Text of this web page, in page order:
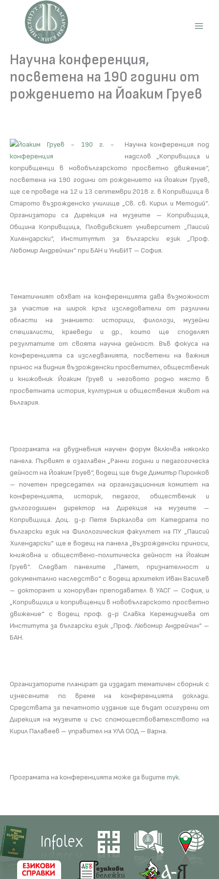
content
Научна конференция,
посветена на 190 години от
рождението на Йоаким Груев
Научна конференция под
надслов „Копривщица и
копривщенци в новобългарското просветно движение“,
посветена на 190 години от рождението на Йоаким Груев,
ще се проведе на 12 и 13 септември 2018 г. в Копривщица в
Старото възрожденско училище „Св. св. Кирил и Методий“.
Организатори са Дирекция на музеите – Копривщица,
Община Копривщица, Пловдивският университет „Паисий
Хилендарски“, Институтът за български език „Проф.
Любомир Андрейчин“ при БАН и УниБИТ – София.
Тематичният обхват на конференцията дава възможност
за участие на широк кръг изследователи от различни
области на знанието: историци, филолози, музейни
специалисти, краеведи и др., които ще споделят
резултатите от своята научна дейност. Във фокуса на
конференцията са изследванията, посветени на важния
принос на видния възрожденски просветител, общественик
и книжовник Йоаким Груев и неговото родно място в
просветната история, културния и обществения живот на
България.
Програмата на двудневния научен форум включва няколко
панела. Първият е озаглавен „Ранни години и педагогическа
дейност на Йоаким Груев“, водещ ще бъде Димитър Пиронков
– почетен председател на организационния комитет на
конференцията, историк, педагог, общественик и
дългогодишен директор на Дирекция на музеите –
Копривщица. Доц. д-р Петя Бъркалова от Катедрата по
български език на Филологическия факултет на ПУ „Паисий
Хилендарски“ ще е водещ на панела „Възрожденски приноси,
книжовна и обществено-политическа дейност на Йоаким
Груев“. Следват панелите „Памет, признателност и
документално наследство“ с водещ архитект Иван Василев
– докторант и хоноруван преподавател в УАСГ – София, и
„Копривщица и копривщенци в новобългарското просветно
движение“ с водещ проф. д-р Славка Керемидчиева от
Института за български език „Проф. Любомир Андрейчин“ –
БАН.
Организаторите планират да издадат тематичен сборник с
изнесените по време на конференцията доклади.
Средствата за печатното издание ще бъдат осигурени от
Дирекция на музеите и със спомоществователството на
Кирил Палавеев – управител на УЛА ООД – Варна.
Програмата на конференцията може да видите тук.